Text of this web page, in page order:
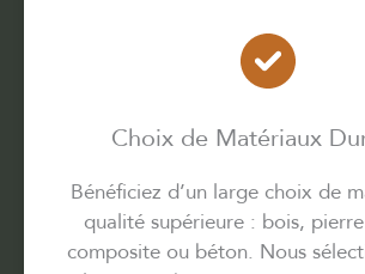
Choix de Matériaux
Bénéficiez d’un large choix de
qualité supérieure : bois,
composite ou béton. Nous